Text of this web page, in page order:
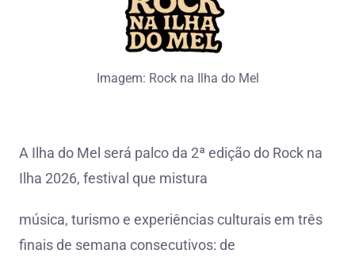
Imagem: Rock na Ilha do Mel
A Ilha do Mel será palco da 2ª edição do Rock na
Ilha 2026, festival que mistura
música, turismo e experiências culturais em três
finais de semana consecutivos: de